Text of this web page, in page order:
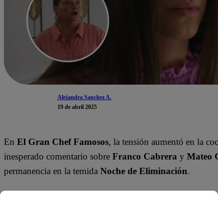
Alejandra Sanchez A.
19 de abril 2025
En El Gran Chef Famosos, la tensión aumentó en la
inesperado comentario sobre Franco Cabrera y Mateo
permanencia en la temida Noche de Eliminación.
Durante la presentación del primer plato, unas humitas